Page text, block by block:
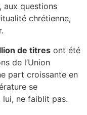
aux questions
chrétienne,
de titres ont été
de l’Union
part croissante en
se
lui, ne faiblit pas.